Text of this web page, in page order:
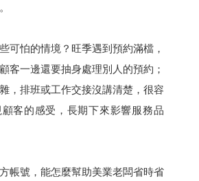
可怕的情境？旺季遇到預約滿檔，
客一邊還要抽身處理別人的預約；
，排班或工作交接沒講清楚，很容
客的感受，長期下來影響服務品
帳號，能怎麼幫助美業老闆省時省